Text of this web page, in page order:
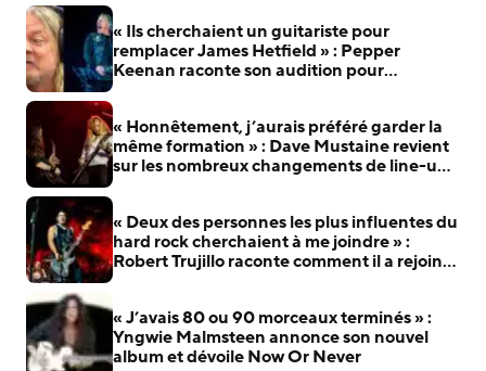
« Ils cherchaient un guitariste pour
remplacer James Hetfield » : Pepper
Keenan raconte son audition pour
« Honnêtement, j’aurais préféré garder la
même formation » : Dave Mustaine revient
sur les nombreux changements de line-up
« Deux des personnes les plus influentes du
hard rock cherchaient à me joindre » :
Robert Trujillo raconte comment il a rejoint
« J’avais 80 ou 90 morceaux terminés » :
Yngwie Malmsteen annonce son nouvel
album et dévoile Now Or Never